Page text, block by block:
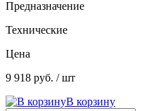
Предназначение
Технические
Цена
9 918 руб. / шт
В корзину